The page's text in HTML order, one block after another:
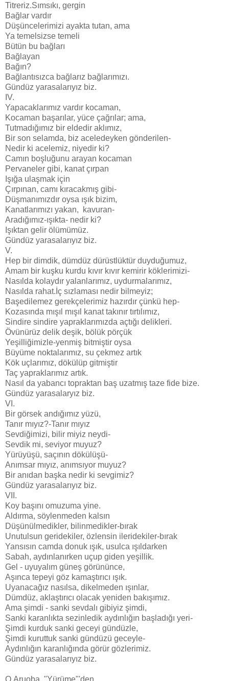
Titreriz.Sımsıkı, gergin
Bağlar vardır
Düşüncelerimizi ayakta tutan, ama
Ya temelsizse temeli
Bütün bu bağları
Bağlayan
Bağın?
Bağlantısızca bağlarız bağlarımızı.
Gündüz yarasalarıyız biz.
IV.
Yapacaklarımız vardır kocaman,
Kocaman başarılar, yüce çağrılar; ama,
Tutmadığımız bir eldedir aklımız,
Bir son selamda, biz aceledeyken gönderilen-
Nedir ki acelemiz, niyedir ki?
Camın boşluğunu arayan kocaman
Pervaneler gibi, kanat çırpan
Işığa ulaşmak için
Çırpınan, camı kıracakmış gibi-
Düşmanımızdır oysa ışık bizim,
Kanatlarımızı yakan, kavuran-
Aradığımız-ışıkta- nedir ki?
Işıktan gelir ölümümüz.
Gündüz yarasalarıyız biz.
V.
Hep bir dimdik, dümdüz dürüstlüktür duyduğumuz,
Amam bir kuşku kurdu kıvır kıvır kemirir köklerimizi-
Nasılda kolaydır yalanlarımız, uydurmalarımız,
Nasılda rahat.İç sızlaması nedir bilmeyiz;
Başedilemez gerekçelerimiz hazırdır çünkü hep-
Kozasında mışıl mışıl kanat takınır tırtılımız,
Sindire sindire yapraklarımızda açtığı delikleri.
Övünürüz delik deşik, bölük pörçük
Yeşilliğimizle-yenmiş bitmiştir oysa
Büyüme noktalarımız, su çekmez artık
Kök uçlarımız, dökülüp gitmiştir
Taç yapraklarımız artık.
Nasıl da yabancı topraktan baş uzatmış taze fide bize.
Gündüz yarasalaryız biz.
VI.
Bir görsek andığımız yüzü,
Tanır mıyız?-Tanır mıyız
Sevdiğimizi, bilir miyiz neydi-
Sevdik mi, seviyor muyuz?
Yürüyüşü, saçının dökülüşü-
Anımsar mıyız, anımsıyor muyuz?
Bir anıdan başka nedir ki sevgimiz?
Gündüz yarasalarıyız biz.
VII.
Koy başını omuzuma yine.
Aldırma, söylenmeden kalsın
Düşünülmedikler, bilinmedikler-bırak
Unutulsun geridekiler, özlensin ileridekiler-bırak
Yansısın camda donuk ışık, usulca ışıldarken
Sabah, aydınlanırken uçup giden yeşillik.
Gel - uyuyalım güneş görününce,
Aşınca tepeyi göz kamaştırıcı ışık.
Uyanacağız nasılsa, dikelmeden ışınlar,
Dümdüz, aklaştırıcı olacak yeniden bakışımız.
Ama şimdi - sanki sevdalı gibiyiz şimdi,
Sanki karanlıkta sezinledik aydınlığın başladığı yeri-
Şimdi kurduk sanki geceyi gündüzle,
Şimdi kuruttuk sanki gündüzü geceyle-
Aydınlığın karanlığında görür gözlerimiz.
Gündüz yarasalarıyız biz.
O.Aruoba "Yürüme"'den...